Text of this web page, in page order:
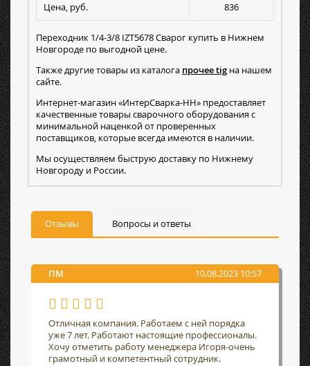
Цена, руб. 836
Переходник 1/4-3/8 IZT5678 Сварог купить в Нижнем
Новгороде по выгодной цене.
Также другие товары из каталога прочее tig на нашем
сайте.
Интернет-магазин «ИнтерСварка-НН» предоставляет
качественные товары сварочного оборудования с
минимальной наценкой от проверенных
поставщиков, которые всегда имеются в наличии.
Мы осуществляем быструю доставку по Нижнему
Новгороду и России.
Отзывы Вопросы и ответы
ПМ 10.08.2023 10:57
Отличная компания. Работаем с ней порядка
уже 7 лет. Работают настоящие профессионалы.
Хочу отметить работу менеджера Игоря-очень
грамотный и компетентный сотрудник.